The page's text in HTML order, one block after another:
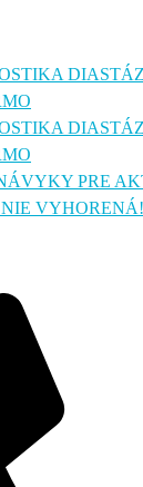
PRE
VYHORENÁ!